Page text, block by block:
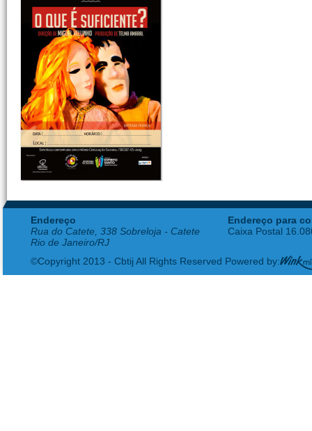
Endereço
Rua do Catete, 338 Sobreloja - Catete
Rio de Janeiro/RJ
Endereço para
Caixa Postal
©Copyright 2013 - Cbtij All Rights Reserved Powered by: